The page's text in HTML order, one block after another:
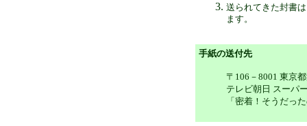
送られてきた封書
ます。
手紙の送付先
〒106－8001 東京
テレビ朝日 スーパ
「密着！そうだっ